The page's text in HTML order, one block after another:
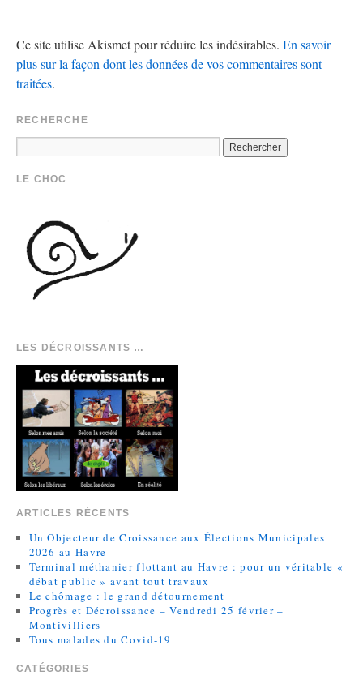
Ce site utilise Akismet pour réduire les indésirables. En savoir
plus sur la façon dont les données de vos commentaires sont
traitées.
RECHERCHE
LE CHOC
LES DÉCROISSANTS …
ARTICLES RÉCENTS
Un Objecteur de Croissance aux Élections Municipales
2026 au Havre
Terminal méthanier flottant au Havre : pour un véritable «
débat public » avant tout travaux
Le chômage : le grand détournement
Progrès et Décroissance – Vendredi 25 février –
Montivilliers
Tous malades du Covid-19
CATÉGORIES